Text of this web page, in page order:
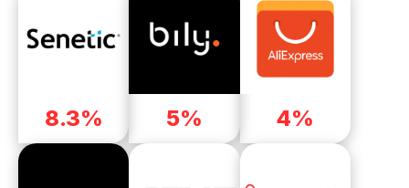
8.3% 5% 4%